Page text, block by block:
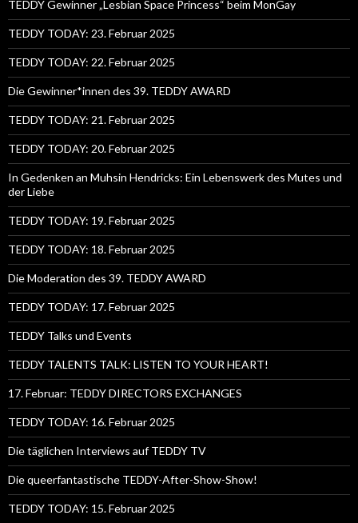
TEDDY Gewinner „Lesbian Space Princess“ beim MonGay
TEDDY TODAY: 23. Februar 2025
TEDDY TODAY: 22. Februar 2025
Die Gewinner*innen des 39. TEDDY AWARD
TEDDY TODAY: 21. Februar 2025
TEDDY TODAY: 20. Februar 2025
In Gedenken an Muhsin Hendricks: Ein Lebenswerk des Mutes und
der Liebe
TEDDY TODAY: 19. Februar 2025
TEDDY TODAY: 18. Februar 2025
Die Moderation des 39. TEDDY AWARD
TEDDY TODAY: 17. Februar 2025
TEDDY Talks und Events
TEDDY TALENTS TALK: LISTEN TO YOUR HEART!
17. Februar: TEDDY DIRECTORS EXCHANGES
TEDDY TODAY: 16. Februar 2025
Die täglichen Interviews auf TEDDY TV
Die queerfantastische TEDDY-After-Show-Show!
TEDDY TODAY: 15. Februar 2025